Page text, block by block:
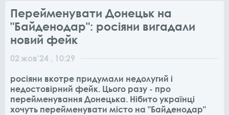
Перейменувати Донецьк на
"Байденодар": росіяни вигадали
новий фейк
02 жов'24 , 10:29
росіяни вкотре придумали недолугий і
недостовірний фейк. Цього разу - про
перейменування Донецька. Нібито українці
хочуть перейменувати місто на "Байденодар"